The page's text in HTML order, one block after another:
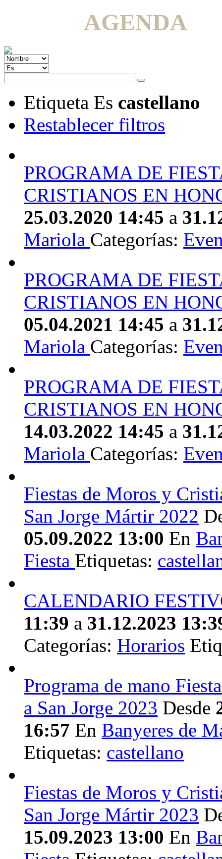
AGENDA
Etiqueta Es castellano
Restablecer filtros
PROGRAMA DE
CRISTIANOS EN
25.03.2020 14:45 a
Mariola Categorías:
PROGRAMA DE
CRISTIANOS EN
05.04.2021 14:45 a
Mariola Categorías:
PROGRAMA DE
CRISTIANOS EN
14.03.2022 14:45 a
Mariola Categorías:
Fiestas de Moros y
San Jorge Mártir 2022
05.09.2022 13:00 En
Fiesta Etiquetas:
CALENDARIO
11:39 a 31.12.2023
Categorías: Horarios
Programa de mano
a San Jorge 2023 Desde
16:57 En Banyeres de
Etiquetas: castellano
Fiestas de Moros y
San Jorge Mártir 2023
15.09.2023 13:00 En